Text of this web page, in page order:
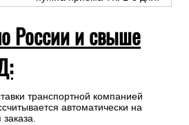
России и свыше
транспортной компанией
автоматически на